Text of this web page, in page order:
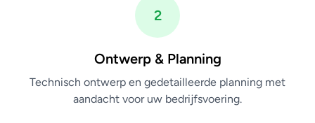
2
Ontwerp & Planning
Technisch ontwerp en gedetailleerde planning met
aandacht voor uw bedrijfsvoering.